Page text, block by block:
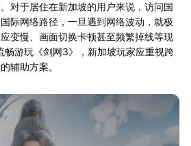
对于居住在新加坡的用户来说，访问国
际网络路径，一旦遇到网络波动，就极
变慢、画面切换卡顿甚至频繁掉线等现
游玩《剑网3》，新加坡玩家应重视跨
辅助方案。